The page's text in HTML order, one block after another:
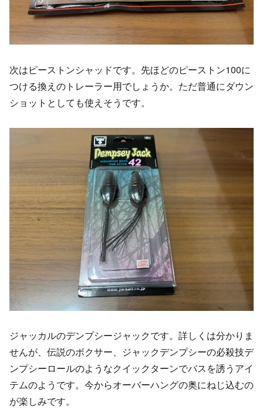
次はピーストンシャッドです。先ほどのピーストン100に
つける換えのトレーラー用でしょうか。ただ普通にダウン
ショットとしても使えそうです。
ジャッカルのデンプシージャックです。詳しくは分かりま
せんが、伝説のボクサー、ジャックデンプシーの必殺技デ
ンプシーロールのようなクイックターンでバスを誘うアイ
テムのようです。今からオーバーハングの奥にねじ込むの
が楽しみです。